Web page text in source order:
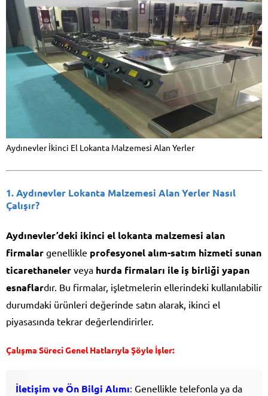
Aydınevler İkinci El Lokanta Malzemesi Alan Yerler
1. Aydınevler Lokanta Malzemesi Alan Yerler Nasıl
Çalışır?
Aydınevler’deki ikinci el lokanta malzemesi alan
firmalar genellikle profesyonel alım-satım hizmeti sunan
ticarethaneler veya hurda firmaları ile iş birliği yapan
esnaflardır. Bu firmalar, işletmelerin ellerindeki kullanılabilir
durumdaki ürünleri değerinde satın alarak, ikinci el
piyasasında tekrar değerlendirirler.
Çalışma Süreci Genel Hatlarıyla Şöyle İşler:
İletişim ve Ön Bilgi Alımı: Genellikle telefonla ya da